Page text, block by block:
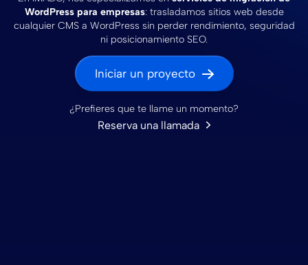
WordPress para empresas: trasladamos sitios web desde
cualquier CMS a WordPress sin perder rendimiento, seguridad
ni posicionamiento SEO.
Iniciar un proyecto
¿Prefieres que te llame un momento?
Reserva una llamada